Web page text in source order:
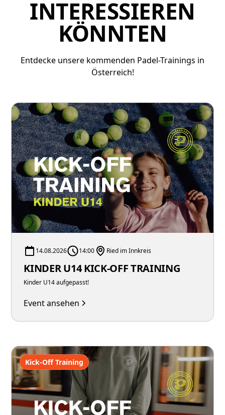
INTERESSIEREN
KÖNNTEN
Entdecke unsere kommenden Padel-Trainings in
Österreich!
14.08.2026 14:00 Ried im Innkreis
KINDER U14 KICK-OFF TRAINING
Kinder U14 aufgepasst!
Event ansehen
Kick-Off Training